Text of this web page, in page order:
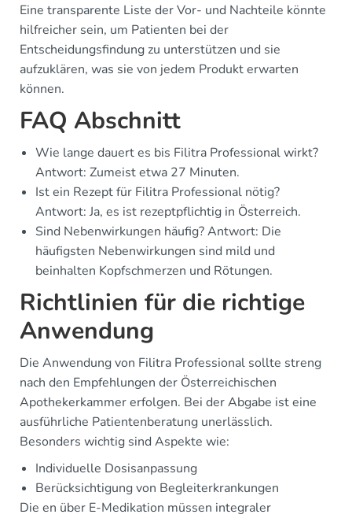
Eine transparente Liste der Vor- und Nachteile könnte
hilfreicher sein, um Patienten bei der
Entscheidungsfindung zu unterstützen und sie
aufzuklären, was sie von jedem Produkt erwarten
können.
FAQ Abschnitt
Wie lange dauert es bis Filitra Professional wirkt?
Antwort: Zumeist etwa 27 Minuten.
Ist ein Rezept für Filitra Professional nötig?
Antwort: Ja, es ist rezeptpflichtig in Österreich.
Sind Nebenwirkungen häufig? Antwort: Die
häufigsten Nebenwirkungen sind mild und
beinhalten Kopfschmerzen und Rötungen.
Richtlinien für die richtige
Anwendung
Die Anwendung von Filitra Professional sollte streng
nach den Empfehlungen der Österreichischen
Apothekerkammer erfolgen. Bei der Abgabe ist eine
ausführliche Patientenberatung unerlässlich.
Besonders wichtig sind Aspekte wie:
Individuelle Dosisanpassung
Berücksichtigung von Begleiterkrankungen
Die en über E-Medikation müssen integraler